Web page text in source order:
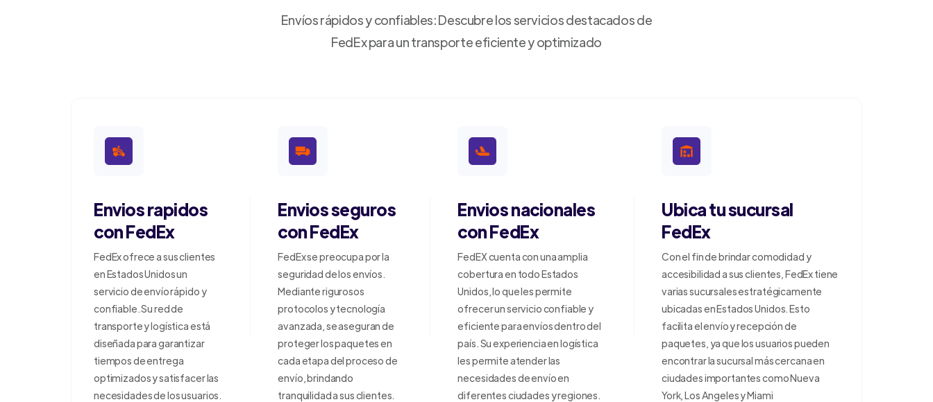
Envíos rápidos y confiables: Descubre los servicios destacados de
FedEx para un transporte eficiente y optimizado
Envios rapidos
con FedEx
FedEx ofrece a sus clientes
en Estados Unidos un
servicio de envío rápido y
confiable. Su red de
transporte y logística está
diseñada para garantizar
tiempos de entrega
optimizados y satisfacer las
necesidades de los usuarios.
Envios seguros
con FedEx
FedEx se preocupa por la
seguridad de los envíos.
Mediante rigurosos
protocolos y tecnología
avanzada, se aseguran de
proteger los paquetes en
cada etapa del proceso de
envío, brindando
tranquilidad a sus clientes.
Envios nacionales
con FedEx
FedEX cuenta con una amplia
cobertura en todo Estados
Unidos, lo que les permite
ofrecer un servicio confiable y
eficiente para envíos dentro del
país. Su experiencia en logística
les permite atender las
necesidades de envío en
diferentes ciudades y regiones.
Ubica tu sucursal
FedEx
Con el fin de brindar comodidad y
accesibilidad a sus clientes, FedEx tiene
varias sucursales estratégicamente
ubicadas en Estados Unidos. Esto
facilita el envío y recepción de
paquetes, ya que los usuarios pueden
encontrar la sucursal más cercana en
ciudades importantes como Nueva
York, Los Angeles y Miami